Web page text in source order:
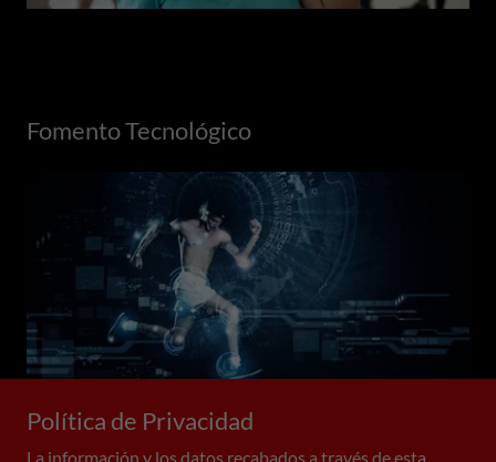
Fomento Tecnológico
Política de Privacidad
La información y los datos recabados a través de esta